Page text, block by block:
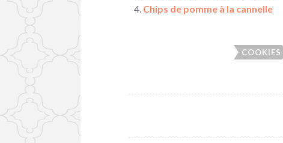
Chips de pomme à la cannelle
COOKIES